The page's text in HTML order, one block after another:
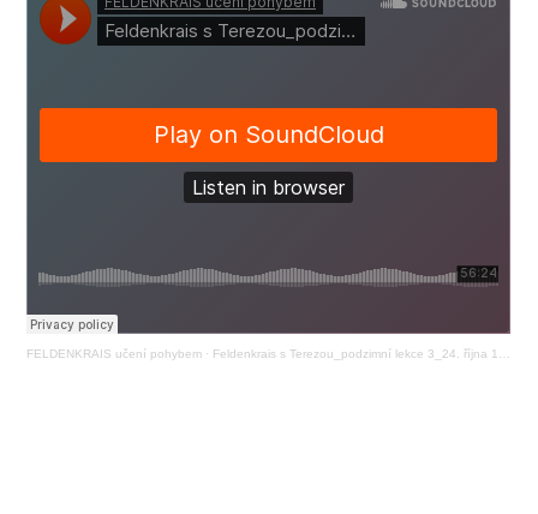
FELDENKRAIS učení pohybem · Feldenkrais s Terezou_podzimní lekce 3_24. října 19:00